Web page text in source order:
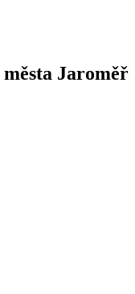
města Jaroměř